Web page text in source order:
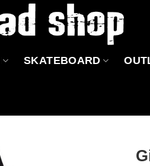
SKATEBOARD